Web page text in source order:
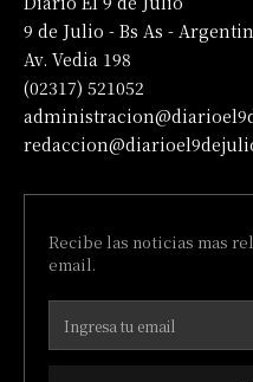
9 de Julio - Bs As -
Av. Vedia 198
(02317) 521052
Recibe las noticias mas
email.